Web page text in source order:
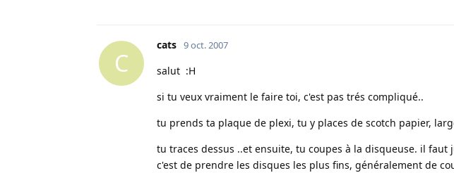
C
cats 9 oct. 2007
salut :H
si tu veux vraiment le faire toi, c'est pas trés compliqué..
tu prends ta plaque de plexi, tu y places de scotch papier,
tu traces dessus ..et ensuite, tu coupes à la disqueuse. il
c'est de prendre les disques les plus fins, généralement de